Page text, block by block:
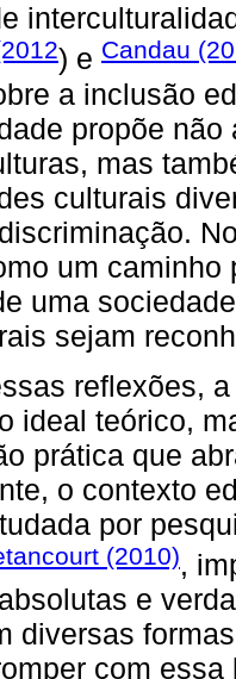
) e Candau
a inclusão
propõe
mas
culturais
um
uma
sejam
reflexões,
ideal teórico,
prática que
o contexto
por
(2010),
e
diversas
com